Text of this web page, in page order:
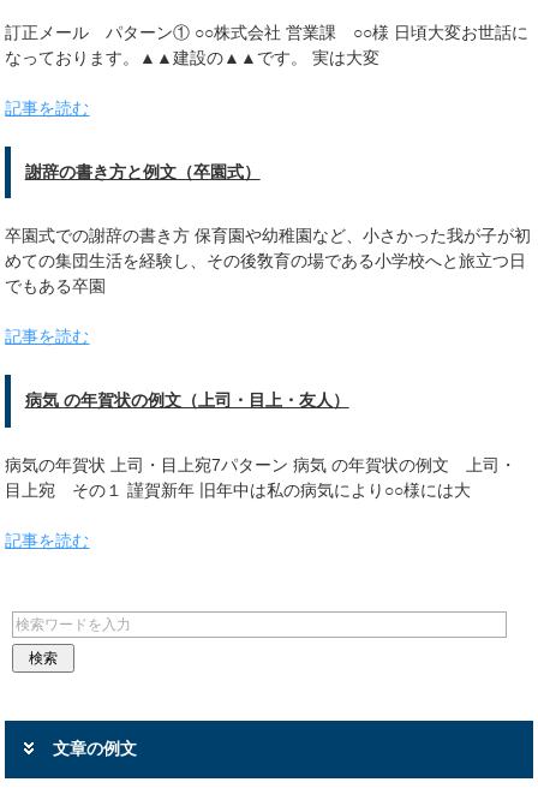
訂正メール パターン① ○○株式会社 営業課 ○○様 日頃大変お世話に
なっております。▲▲建設の▲▲です。 実は大変
記事を読む
謝辞の書き方と例文（卒園式）
卒園式での謝辞の書き方 保育園や幼稚園など、小さかった我が子が初
めての集団生活を経験し、その後敎育の場である小学校へと旅立つ日
でもある卒園
記事を読む
病気 の年賀状の例文（上司・目上・友人）
病気の年賀状 上司・目上宛7パターン 病気 の年賀状の例文 上司・
目上宛 その１ 謹賀新年 旧年中は私の病気により○○様には大
記事を読む
文章の例文